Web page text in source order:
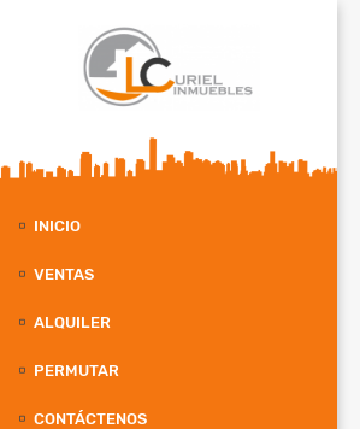
INICIO
VENTAS
ALQUILER
PERMUTAR
CONTÁCTENOS